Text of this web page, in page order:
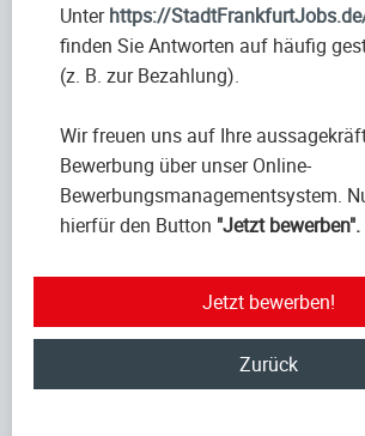
Unterhttps://
finden Sie Antworten auf häufig
(z. B. zur Bezahlung).
Wir freuen uns auf Ihre
Bewerbung über unser Online-
Bewerbungsmanagementsystem.
hierfür den Button "Jetzt bewerben".
Jetzt bewerben!
Zurück